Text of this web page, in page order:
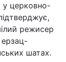
у церковно-
режисер
шатах.